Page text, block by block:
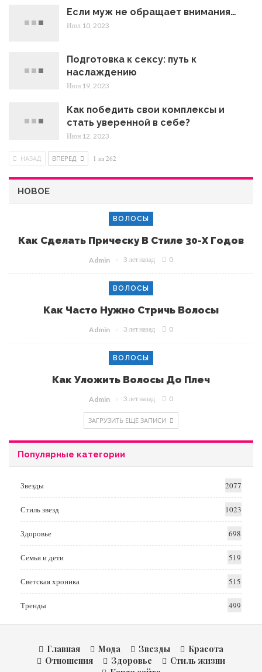
Если муж не обращает внимания…
Июл 10, 2023
Подготовка к сексу: путь к
наслаждению
Июн 19, 2023
Как победить свои комплексы и
стать уверенной в себе?
Июн 12, 2023
НАЗАД ВПЕРЕД 1 из 262
НОВОЕ
ВОЛОСЫ
Как Сделать Прическу В Стиле 30-Х Годов
Admin 3 лет назад 0
ВОЛОСЫ
Как Часто Нужно Стричь Волосы
Admin 3 лет назад 0
ВОЛОСЫ
Как Уложить Волосы До Плеч
Admin 3 лет назад 0
ЗАГРУЗИТЬ ЕЩЕ ЗАПИСИ
Популярные категории
Звезды 2077
Стиль звезд 1023
Здоровье 698
Семья и дети 519
Светская хроника 515
Тренды 499
Главная Мода Звезды
Красота
Отношения
Здоровье
Стиль жизни